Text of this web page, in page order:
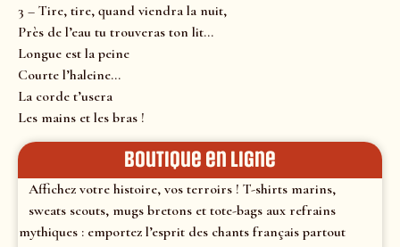
3 – Tire, tire, quand viendra la nuit,
Près de l’eau tu trouveras ton lit…
Longue est la peine
Courte l’haleine…
La corde t’usera
Les mains et les bras !
Boutique en ligne
Affichez votre histoire, vos terroirs ! T-shirts marins,
sweats scouts, mugs bretons et tote-bags aux refrains
mythiques : emportez l’esprit des chants français partout